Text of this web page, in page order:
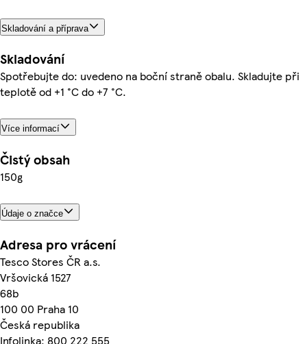
Skladování a příprava
Skladování
Spotřebujte do: uvedeno na boční straně obalu. Skladujte při
teplotě od +1 °C do +7 °C.
Více informací
Čistý obsah
150g
Údaje o značce
Adresa pro vrácení
Tesco Stores ČR a.s.
Vršovická 1527
68b
100 00 Praha 10
Česká republika
Infolinka: 800 222 555